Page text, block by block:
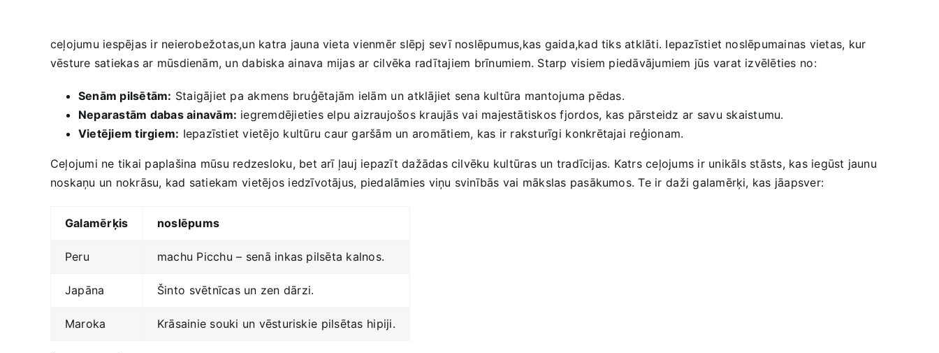
ceļojumu​ iespējas ​ir neierobežotas,un katra jauna vieta vienmēr slēpj sevī‍ noslēpumus,kas​ gaida,kad tiks atklāti. Iepazīstiet noslēpumainas vietas, kur
vēsture satiekas ar mūsdienām, un dabiska ainava mijas ar cilvēka radītajiem⁣ brīnumiem. Starp visiem piedāvājumiem jūs varat izvēlēties ⁣no:
Senām pilsētām: Staigājiet pa akmens bruģētajām⁢ ielām⁣ un⁤ atklājiet sena kultūra mantojuma pēdas.
Neparastām dabas ‌ainavām: iegremdējieties elpu aizraujošos kraujās‌ vai majestātiskos fjordos, kas pārsteidz ar ⁤savu skaistumu.
Vietējiem tirgiem: Iepazīstiet vietējo kultūru caur garšām un aromātiem,⁤ kas ir raksturīgi⁣ konkrētajai reģionam.
Ceļojumi ‍ne tikai paplašina⁢ mūsu redzesloku, bet arī ļauj iepazīt dažādas cilvēku kultūras ‍un tradīcijas. Katrs ceļojums ir ⁣unikāls stāsts, kas‍ iegūst jaunu
noskaņu un nokrāsu, kad satiekam ⁤vietējos ​iedzīvotājus, piedalāmies ‌viņu svinībās vai mākslas pasākumos. Te ir⁤ daži galamērķi, ‌kas jāapsver:
Galamērķis noslēpums
Peru machu Picchu –⁢ senā inkas pilsēta kalnos.
Japāna Šinto⁣ svētnīcas un ​zen ⁣dārzi.
Maroka Krāsainie souki un vēsturiskie ⁤pilsētas ⁤hipiji.